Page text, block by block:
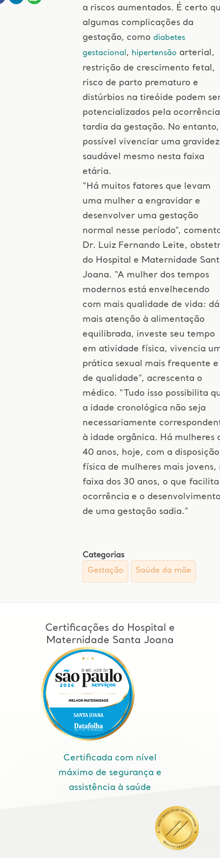
a riscos aumentados. É certo
algumas complicações da
gestação, como diabetes
gestacional , hipertensão arterial,
restrição de crescimento fetal,
risco de parto prematuro e
distúrbios na tireóide podem
potencializados pela ocorrência
tardia da gestação. No
possível vivenciar uma gravidez
saudável mesmo nesta faixa
etária.
“Há muitos fatores que levam
uma mulher a engravidar e
desenvolver uma gestação
normal nesse período”,
Dr. Luiz Fernando Leite,
do Hospital e Maternidade
Joana. “A mulher dos tempos
modernos está envelhecendo
com mais qualidade de vida: dá
mais atenção à alimentação
equilibrada, investe seu tempo
em atividade física, vivencia
prática sexual mais frequente e
de qualidade”, acrescenta o
médico. “Tudo isso possibilita
a idade cronológica não seja
necessariamente
à idade orgânica. Há mulheres
40 anos, hoje, com a disposição
física de mulheres mais jovens,
faixa dos 30 anos, o que
ocorrência e o
de uma gestação sadia.”
Categorias
Gestação
Saúde da mãe
Certificações do Hospital e
Maternidade Santa Joana
Certificada com nível
máximo de segurança e
assistência à saúde